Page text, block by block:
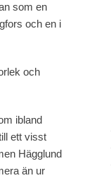
som en
och en i
och
ibland
ett visst
Hägglund
än ur